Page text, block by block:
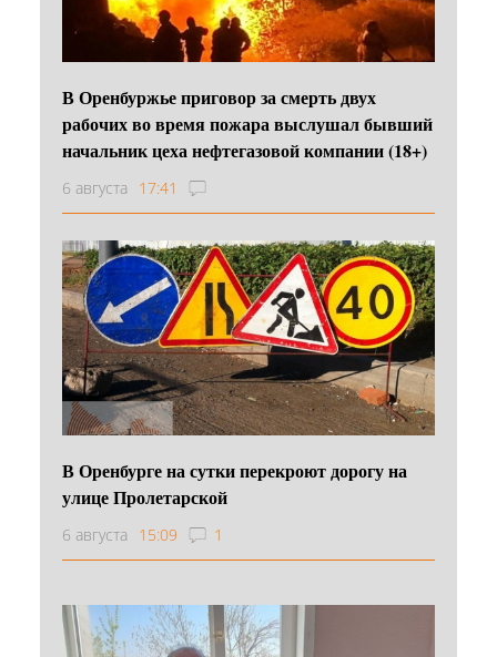
В Оренбуржье приговор за смерть двух
рабочих во время пожара выслушал бывший
начальник цеха нефтегазовой компании (18+)
6 августа 17:41
В Оренбурге на сутки перекроют дорогу на
улице Пролетарской
6 августа 15:09 1